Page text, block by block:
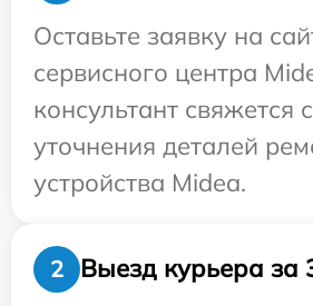
Оставьте заявку на
сервисного центра
консультант свяжется
уточнения деталей
устройства Midea.
2
Выезд курьера за